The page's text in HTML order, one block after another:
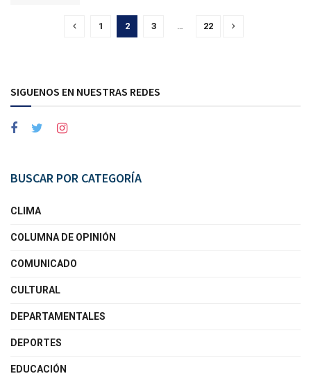
1 2 3 … 22
SIGUENOS EN NUESTRAS REDES
BUSCAR POR CATEGORÍA
CLIMA
COLUMNA DE OPINIÓN
COMUNICADO
CULTURAL
DEPARTAMENTALES
DEPORTES
EDUCACIÓN